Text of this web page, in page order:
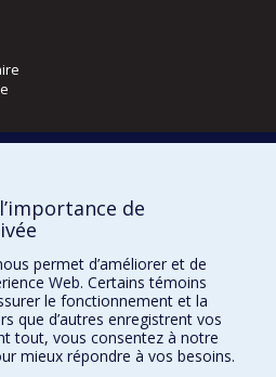
médecine nucléaire
de
permet d’améliorer et de
Web. Certains témoins
le fonctionnement et la
que d’autres enregistrent vos
tout, vous consentez à notre
mieux répondre à vos besoins.